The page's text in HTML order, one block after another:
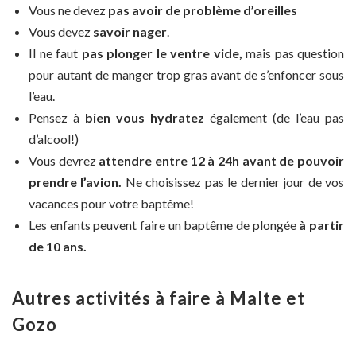
Vous ne devez pas avoir de problème d’oreilles
Vous devez savoir nager.
Il ne faut pas plonger le ventre vide, mais pas question
pour autant de manger trop gras avant de s’enfoncer sous
l’eau.
Pensez à bien vous hydratez également (de l’eau pas
d’alcool!)
Vous devrez attendre entre 12 à 24h avant de pouvoir
prendre l’avion. Ne choisissez pas le dernier jour de vos
vacances pour votre baptême!
Les enfants peuvent faire un baptême de plongée à partir
de 10 ans.
Autres activités à faire à Malte et
Gozo